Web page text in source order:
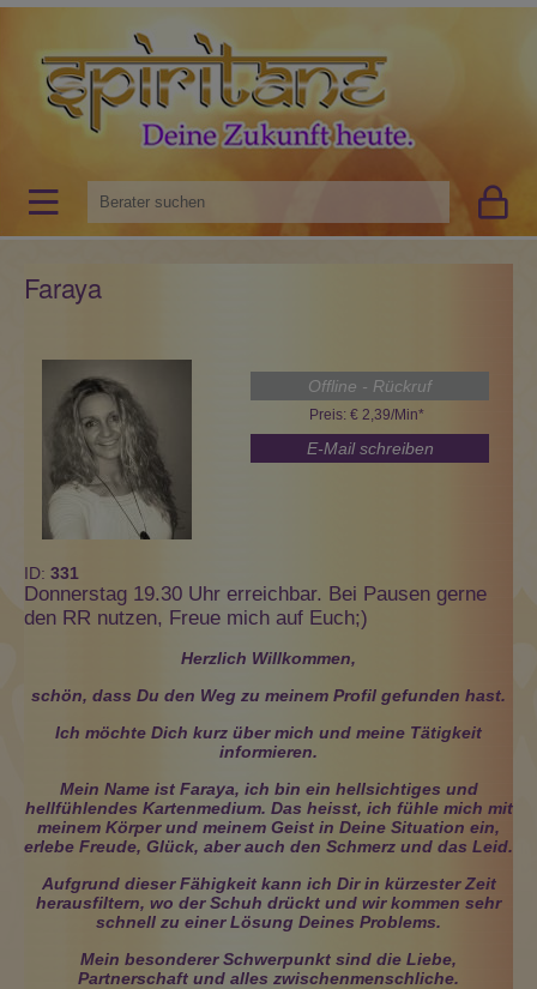
Faraya
Offline - Rückruf
Preis: € 2,39/Min*
E-Mail schreiben
ID: 331
Donnerstag 19.30 Uhr erreichbar. Bei Pausen gerne
den RR nutzen, Freue mich auf Euch;)
Herzlich Willkommen,
schön, dass Du den Weg zu meinem Profil gefunden hast.
Ich möchte Dich kurz über mich und meine Tätigkeit
informieren.
Mein Name ist Faraya, ich bin ein hellsichtiges und
hellfühlendes Kartenmedium. Das heisst, ich fühle mich mit
meinem Körper und meinem Geist in Deine Situation ein,
erlebe Freude, Glück, aber auch den Schmerz und das Leid.
Aufgrund dieser Fähigkeit kann ich Dir in kürzester Zeit
herausfiltern, wo der Schuh drückt und wir kommen sehr
schnell zu einer Lösung Deines Problems.
Mein besonderer Schwerpunkt sind die Liebe,
Partnerschaft und alles zwischenmenschliche.